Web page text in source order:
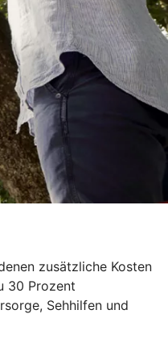
zusätzliche Kosten
30 Prozent
Sehhilfen und